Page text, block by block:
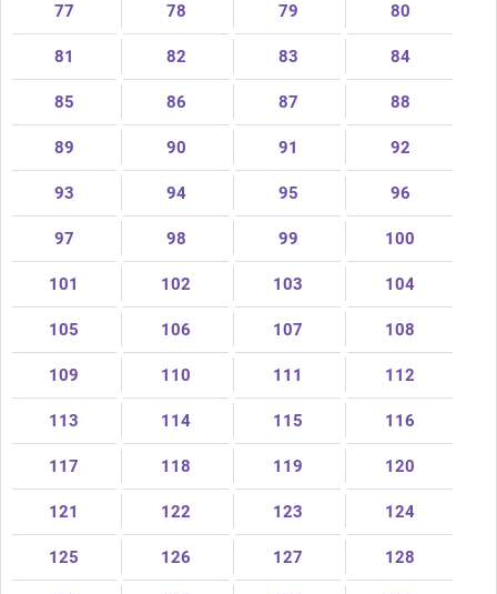
77 78 79 80
81 82 83 84
85 86 87 88
89 90 91 92
93 94 95 96
97 98 99 100
101 102 103 104
105 106 107 108
109 110 111 112
113 114 115 116
117 118 119 120
121 122 123 124
125 126 127 128